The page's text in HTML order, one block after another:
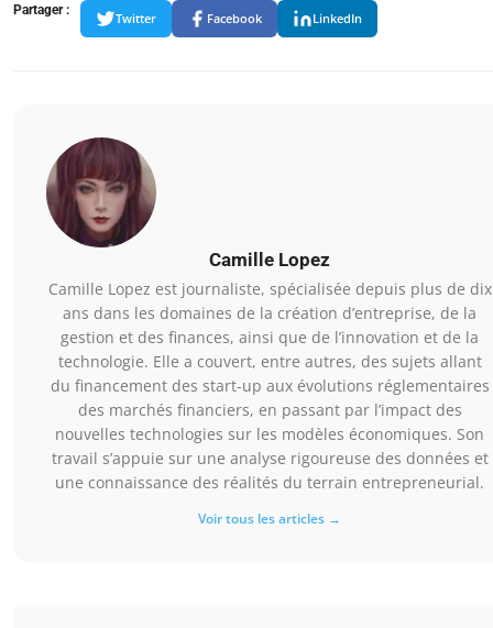
Partager :
Twitter Facebook LinkedIn
Camille Lopez
Camille Lopez est journaliste, spécialisée depuis plus de dix
ans dans les domaines de la création d’entreprise, de la
gestion et des finances, ainsi que de l’innovation et de la
technologie. Elle a couvert, entre autres, des sujets allant
du financement des start-up aux évolutions réglementaires
des marchés financiers, en passant par l’impact des
nouvelles technologies sur les modèles économiques. Son
travail s’appuie sur une analyse rigoureuse des données et
une connaissance des réalités du terrain entrepreneurial.
Voir tous les articles →